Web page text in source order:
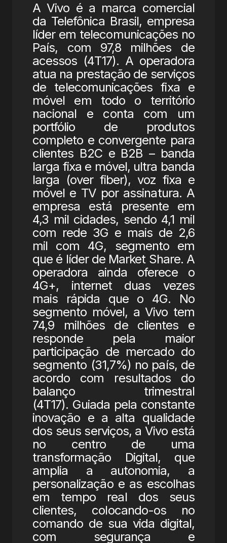
A Vivo é a marca comercial
da Telefônica Brasil, empresa
líder em telecomunicações no
País, com 97,8 milhões de
acessos (4T17). A operadora
atua na prestação de serviços
de telecomunicações fixa e
móvel em todo o território
nacional e conta com um
portfólio de produtos
completo e convergente para
clientes B2C e B2B – banda
larga fixa e móvel, ultra banda
larga (over fiber), voz fixa e
móvel e TV por assinatura. A
empresa está presente em
4,3 mil cidades, sendo 4,1 mil
com rede 3G e mais de 2,6
mil com 4G, segmento em
que é líder de Market Share. A
operadora ainda oferece o
4G+, internet duas vezes
mais rápida que o 4G. No
segmento móvel, a Vivo tem
74,9 milhões de clientes e
responde pela maior
participação de mercado do
segmento (31,7%) no país, de
acordo com resultados do
balanço trimestral
(4T17). Guiada pela constante
inovação e a alta qualidade
dos seus serviços, a Vivo está
no centro de uma
transformação Digital, que
amplia a autonomia, a
personalização e as escolhas
em tempo real dos seus
clientes, colocando-os no
comando de sua vida digital,
com segurança e